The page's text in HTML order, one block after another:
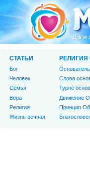
СТАТЬИ
Бог
Человек
Cемья
Вера
Религия
Жизнь вечная
Основатель
Слова
Турне
Движение
Принцип